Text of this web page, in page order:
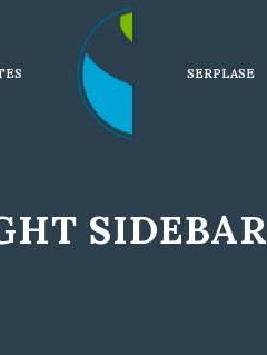
SERPLASE
SIDEBAR